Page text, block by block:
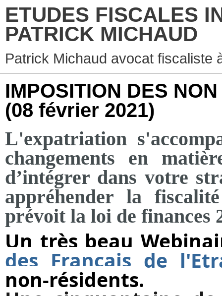
ETUDES FISCALES
PATRICK MICHAUD
Patrick Michaud avocat fiscaliste
IMPOSITION DES
(08 février 2021)
L'expatriation
changements en
d’intégrer dans votre
appréhender la
prévoit la loi de finances
Un très beau
des Français de
non-résidents.